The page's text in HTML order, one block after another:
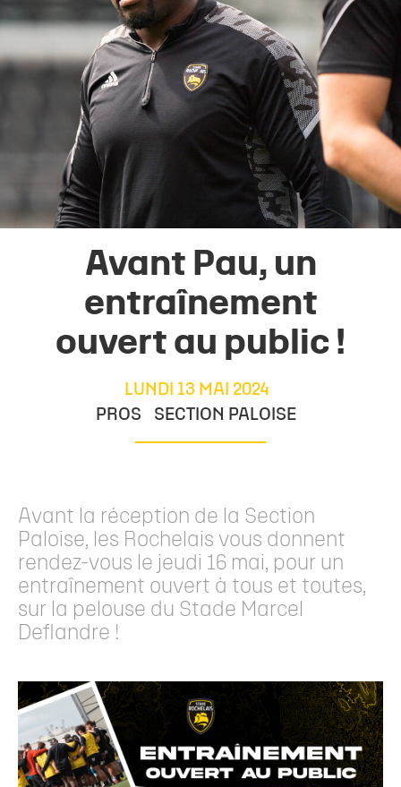
Avant Pau, un
entraînement
ouvert au public !
LUNDI 13 MAI 2024
PROS
SECTION PALOISE
Avant la réception de la Section
Paloise, les Rochelais vous donnent
rendez-vous le jeudi 16 mai, pour un
entraînement ouvert à tous et toutes,
sur la pelouse du Stade Marcel
Deflandre !